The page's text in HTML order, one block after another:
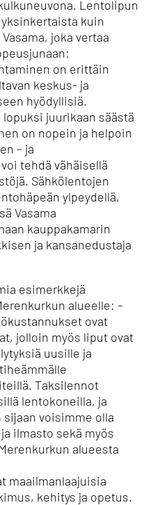
Lentolipun
kuin
joka vertaa
on erittäin
keskus- ja
hyödyllisiä.
juurikaan säästä
on nopein ja helpoin
– ja
tehdä vähäisellä
Sähkölentojen
ylpeydellä,
Vasama
kauppakamarin
ja kansanedustaja
esimerkkejä
alueelle: –
ovat
jolloin myös liput ovat
uusille ja
Taksilennot
lentokoneilla, ja
voisimme olla
ilmasto sekä myös
alueesta
maailmanlaajuisia
kehitys ja opetus.